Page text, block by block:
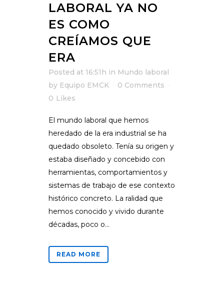
LABORAL YA NO
ES COMO
CREÍAMOS QUE
ERA
Posted at 16:51h in Mundo laboral
by Equipo EMCK
0 Comments
0 Likes
El mundo laboral que hemos
heredado de la era industrial se ha
quedado obsoleto. Tenía su origen y
estaba diseñado y concebido con
herramientas, comportamientos y
sistemas de trabajo de ese contexto
histórico concreto. La ralidad que
hemos conocido y vivido durante
décadas, poco o...
READ MORE